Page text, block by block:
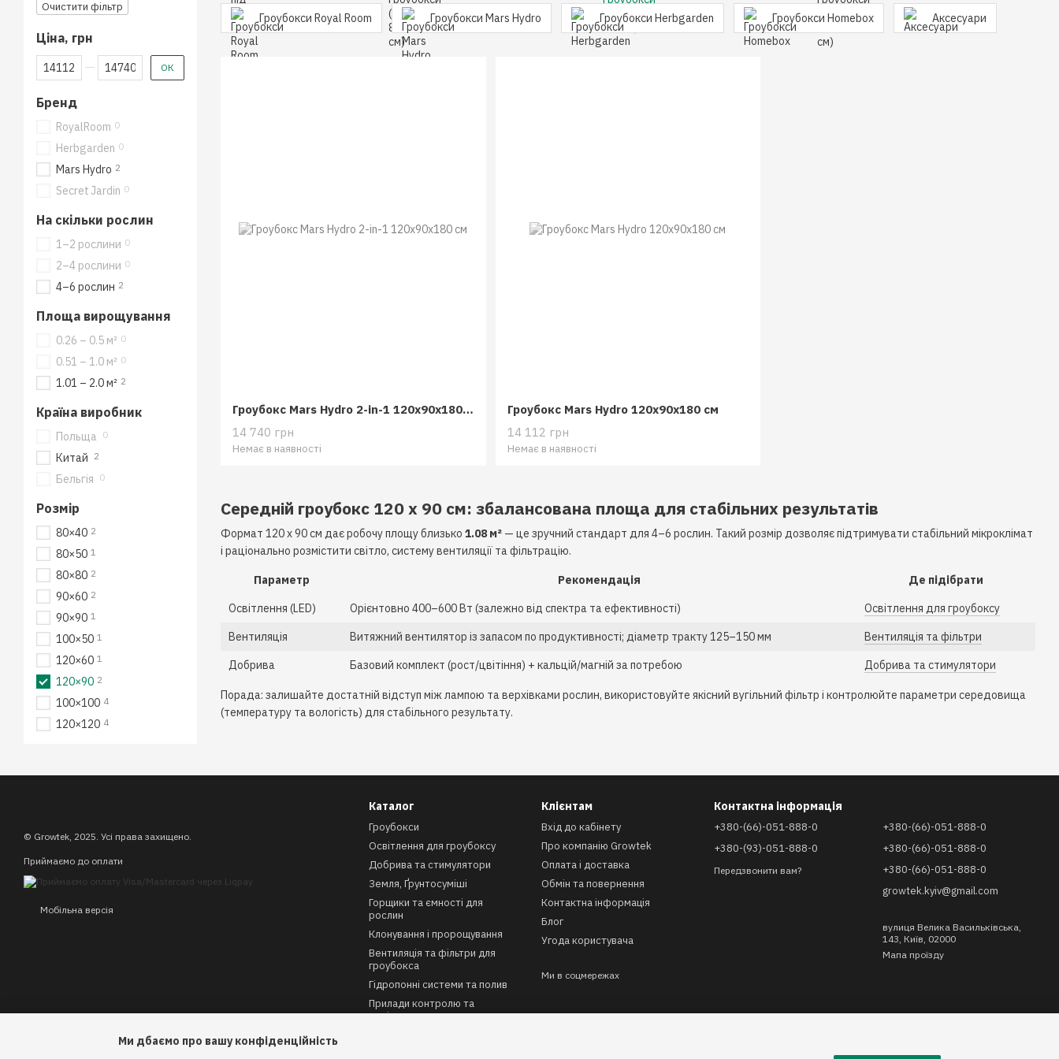
Гроубокси Royal Room Гроубокси Mars Hydro Гроубокси Herbgarden Гроубокси Homebox Аксесуари
Середній гроубокс 120 x 90 см: збалансована площа для стабільних результатів
Формат 120 x 90 см дає робочу площу близько 1.08 м² — це зручний стандарт для 4–6 рослин. Такий розмір дозволяє підтримувати стабільний мікроклімат
і раціонально розмістити світло, систему вентиляції та фільтрацію.
Параметр Рекомендація
Де підібрати
Освітлення (LED)
Орієнтовно 400–600 Вт (залежно від спектра та ефективності)
Освітлення для гроубоксу
Вентиляція
Витяжний вентилятор із запасом по продуктивності; діаметр тракту 125–150 мм
Вентиляція та фільтри
Добрива
Базовий комплект (рост/цвітіння) + кальцій/магній за потребою Добрива та стимулятори
Порада: залишайте достатній відступ між лампою та верхівками рослин, використовуйте якісний вугільний фільтр і контролюйте параметри середовища
(температуру та вологість) для стабільного результату.
Гроубокс Mars Hydro 2-in-1 120x90x180 см
14 740 грн
Немає в наявності
Гроубокс Mars Hydro 120x90x180 см
14 112 грн
Немає в наявності
Очистити фільтр
Ціна, грн
Від Ціна, грн
До Ціна, грн ОК
Бренд
RoyalRoom 0
Herbgarden 0
Mars Hydro 2
Secret Jardin 0
На скільки рослин
1–2 рослини 0
2–4 рослини 0
4–6 рослин 2
Площа вирощування
0.26 – 0.5 м² 0
0.51 – 1.0 м² 0
1.01 – 2.0 м² 2
Країна виробник
Польща 0
Китай 2
Бельгія 0
Розмір
80×40 2
80×50 1
80×80 2
90×60 2
90×90 1
100×50 1
120×60 1
120×90 2
100×100 4
120×120 4
© Growtek, 2025. Усі права захищено.
Приймаємо до оплати
Мобільна версія
Каталог
Гроубокси
Освітлення для гроубоксу
Добрива та стимулятори
Земля, Ґрунтосуміші
Горщики та ємності для
рослин
Клонування і пророщування
Вентиляція та фільтри для
гроубокса
Гідропонні системи та полив
Прилади контролю та
вимірювання
Клієнтам
Вхід до кабінету
Про компанію Growtek
Оплата і доставка
Обмін та повернення
Контактна інформація
Блог
Угода користувача
Ми в соцмережах
Контактна інформація
+380-(66)-051-888-0
+380-(93)-051-888-0
Передзвонити вам?
+380-(66)-051-888-0
+380-(66)-051-888-0
+380-(66)-051-888-0
growtek.kyiv@gmail.com
вулиця Велика Васильківська,
143, Київ, 02000
Мапа проїзду
Ми дбаємо про вашу конфіденційність